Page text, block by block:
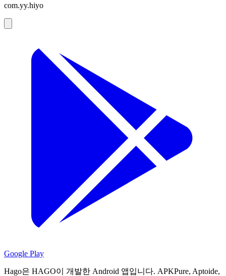
com.yy.hiyo
Google Play
Hago은 HAGO이 개발한 Android 앱입니다. APKPure, Aptoide,